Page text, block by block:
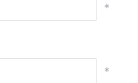
*
*